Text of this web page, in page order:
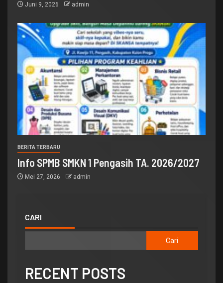
Juni 9, 2026 admin
BERITA TERBARU
Info SPMB SMKN 1 Pengasih TA. 2026/2027
Mei 27, 2026 admin
CARI
Cari
RECENT POSTS